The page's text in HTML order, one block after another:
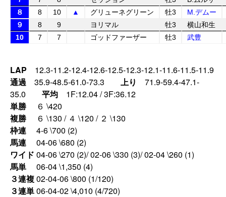
８
8 10 ▲ グリューネグリーン 牡3
M.デムー
９
8 9 ヨリマル 牡3
横山和生
10
7 7 ゴッドファーザー 牡3 武豊
LAP 12.3-11.2-12.4-12.6-12.5-12.3-12.1-11.6-11.5-11.9
通過 35.9-48.5-61.0-73.3 上り 71.9-59.4-47.1-
35.0 平均 1F:12.04 / 3F:36.12
単勝
６ \420
複勝
６ \130 / ４ \120 / ２ \130
枠連
4-6 \700 (2)
馬連
04-06 \680 (2)
ワイド 04-06 \270 (2)/ 02-06 \330 (3)/ 02-04 \260 (1)
馬単
06-04 \1,350 (4)
３連複02-04-06 \800 (1/120)
３連単06-04-02 \4,010 (4/720)